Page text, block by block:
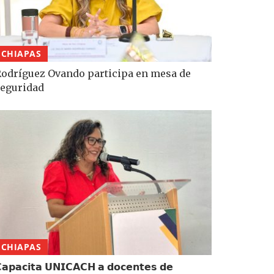
CHIAPAS
Ovando participa en mesa de
CHIAPAS
𝗨𝗡𝗜𝗖𝗔𝗖𝗛 𝗮 𝗱𝗼𝗰𝗲𝗻𝘁𝗲𝘀 𝗱𝗲